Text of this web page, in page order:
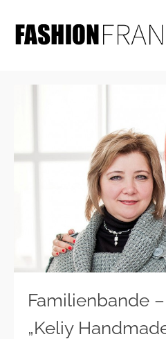
Familienbande
„Keliy